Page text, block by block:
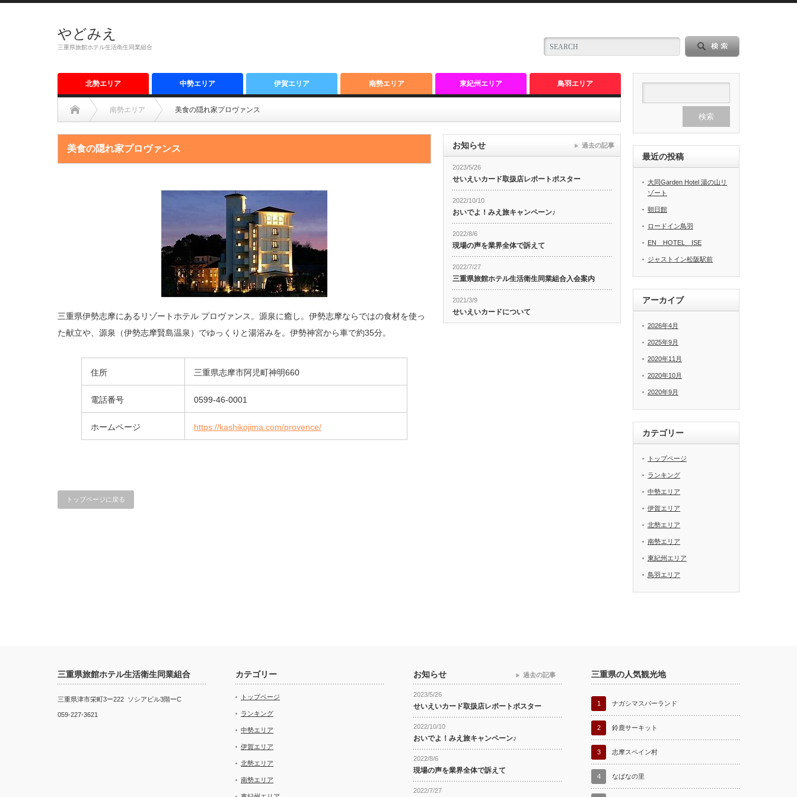
やどみえ
三重県旅館ホテル生活衛生同業組合
北勢エリア 中勢エリア 伊賀エリア 南勢エリア 東紀州エリア 鳥羽エリア
南勢エリア 美食の隠れ家プロヴァンス
美食の隠れ家プロヴァンス
三重県伊勢志摩にあるリゾートホテル プロヴァンス。源泉に癒し。伊勢志摩ならではの食材を使っ
た献立や、源泉（伊勢志摩賢島温泉）でゆっくりと湯浴みを。伊勢神宮から車で約35分。
住所 三重県志摩市阿児町神明660
電話番号 0599-46-0001
ホームページ https://kashikojima.com/provence/
トップページに戻る
お知らせ
2023/5/26
せいえいカード取扱店レポートポスター
2022/10/10
おいでよ！みえ旅キャンペーン♪
2022/8/6
現場の声を業界全体で訴えて
2022/7/27
三重県旅館ホテル生活衛生同業組合入会案内
2021/3/9
せいえいカードについて
過去の記事
最近の投稿
大同Garden Hotel 湯の山リ
ゾート
朝日館
ロードイン鳥羽
EN HOTEL ISE
ジャストイン松阪駅前
アーカイブ
2026年4月
2025年9月
2020年11月
2020年10月
2020年9月
カテゴリー
トップページ
ランキング
中勢エリア
伊賀エリア
北勢エリア
南勢エリア
東紀州エリア
鳥羽エリア
三重県旅館ホテル生活衛生同業組合
三重県津市栄町3ー222 ソシアビル3階ーC
059-227-3621
カテゴリー
トップページ
ランキング
中勢エリア
伊賀エリア
北勢エリア
南勢エリア
お知らせ
2023/5/26
せいえいカード取扱店レポートポスター
2022/10/10
おいでよ！みえ旅キャンペーン♪
2022/8/6
現場の声を業界全体で訴えて
2022/7/27
過去の記事 三重県の人気観光地
1 ナガシマスパーランド
2 鈴鹿サーキット
3 志摩スペイン村
4 なばなの里